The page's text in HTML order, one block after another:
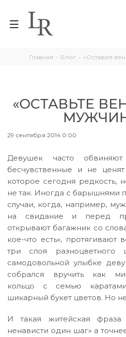
Главная - Блог - «Оставьте
«ОСТАВЬТЕ
29 сентября 2014 0:00
Девушек часто
бесчувственные и не
которое сегодня редкость,
не так. Иногда с барышнями
случаи, когда, например,
на свидание и перед
открывают багажник со
кое-что есть», протягивают
три слоя разноцветного
самодовольной улыбке
собрался вручить как
кольцо с семью
шикарный букет цветов. Но не
И такая житейская
ненависти один шаг» а